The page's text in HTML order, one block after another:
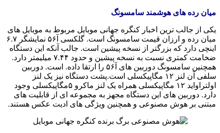
میان رده های هوشمند سامسونگ
یکی از جالب ترین اخبار کنگره جهانی موبایل مربوط به موبایل های
میان رده و ارزان قیمت سامسونگ است. گلکسی آ۵۶ نمایشگر ۶.۷
اینچی دارد که بزرگتر از نسخه پیشین است. جالب آنکه این دستگاه
ضخامت کمتری نسبت به نسخه پیشین و حدود ۷.۴۴ میلیمتر دارد.
همچنین سامسونگ دوربین های آ۵۶ را ارتقا داده. است. دوربین
سلفی آن لنز ۱۲ مگاپیکسلی است.پشت دستگاه نیز یک لنز
اولتراواید ۱۲ مگاپیکسلی همراه یک لنز ماکرو ۵مگاپیکسلی وجود
دارد. دوربین های این دستگاه مجهز به مجموعه ای از قابلیت های
مبتنی بر هوش مصنوعی و همچنین ویژگی های ادیت عکس هستند.